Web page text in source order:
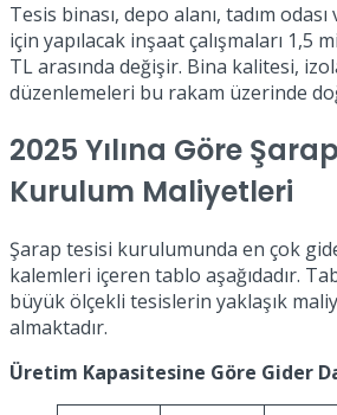
Tesis binası, depo alanı, tadım
için yapılacak inşaat çalışmaları 1,5
TL arasında değişir. Bina kalitesi,
düzenlemeleri bu rakam üzerinde
2025 Yılına Göre
Kurulum Maliyetleri
Şarap tesisi kurulumunda en çok
kalemleri içeren tablo aşağıdadır.
büyük ölçekli tesislerin yaklaşık
almaktadır.
Üretim Kapasitesine Göre Gider